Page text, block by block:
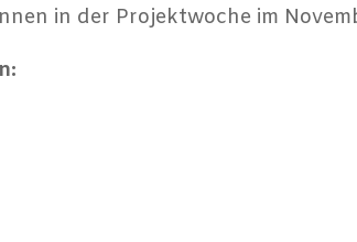
in der Projektwoche im